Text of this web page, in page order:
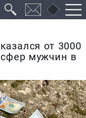
от 3000
мужчин в